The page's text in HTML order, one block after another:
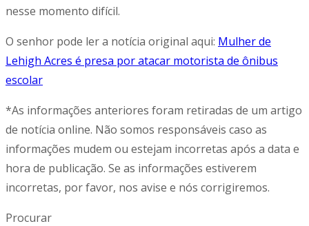
nesse momento difícil.
O senhor pode ler a notícia original aqui: Mulher de
Lehigh Acres é presa por atacar motorista de ônibus
escolar
*As informações anteriores foram retiradas de um artigo
de notícia online. Não somos responsáveis caso as
informações mudem ou estejam incorretas após a data e
hora de publicação. Se as informações estiverem
incorretas, por favor, nos avise e nós corrigiremos.
Procurar